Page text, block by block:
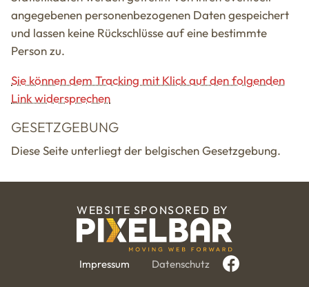
angegebenen personenbezogenen Daten gespeichert
und lassen keine Rückschlüsse auf eine bestimmte
Person zu.
Sie können dem Tracking mit Klick auf den folgenden
Link widersprechen
GESETZGEBUNG
Diese Seite unterliegt der belgischen Gesetzgebung.
WEBSITE SPONSORED BY
Impressum Datenschutz